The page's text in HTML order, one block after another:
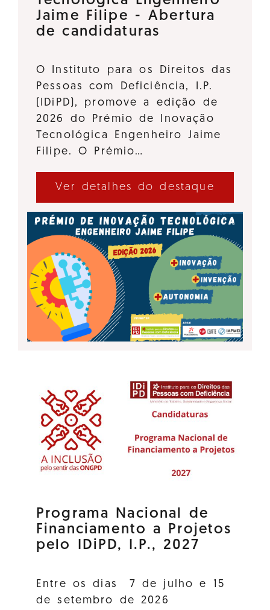
Jaime Filipe - Abertura
de candidaturas
O Instituto para os Direitos das
Pessoas com Deficiência, I.P.
(IDiPD), promove a edição de
2026 do Prémio de Inovação
Tecnológica Engenheiro Jaime
Filipe. O Prémio…
Ver detalhes do destaque
Programa Nacional de
Financiamento a Projetos
pelo IDiPD, I.P., 2027
Entre os dias 7 de julho e 15
de setembro de 2026